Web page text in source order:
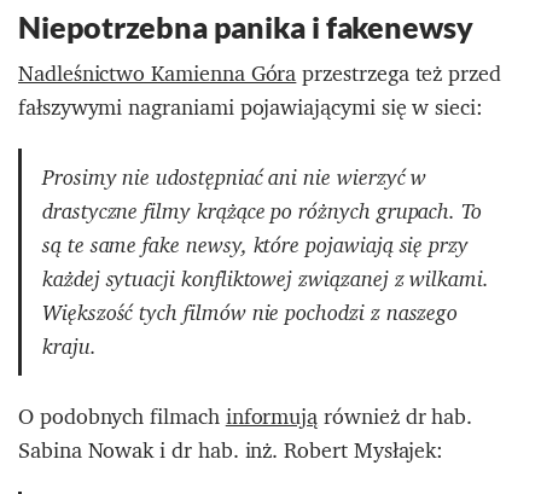
Niepotrzebna panika i fakenewsy
Nadleśnictwo Kamienna Góraprzestrzega też przed
fałszywymi nagraniami pojawiającymi się w sieci:
Prosimy nie udostępniać ani nie wierzyć w
drastyczne filmy krążące po różnych grupach. To
są te same fake newsy, które pojawiają się przy
każdej sytuacji konfliktowej związanej z wilkami.
Większość tych filmów nie pochodzi z naszego
kraju.
O podobnych filmachinformująrównież dr hab.
Sabina Nowak i dr hab. inż. Robert Mysłajek: